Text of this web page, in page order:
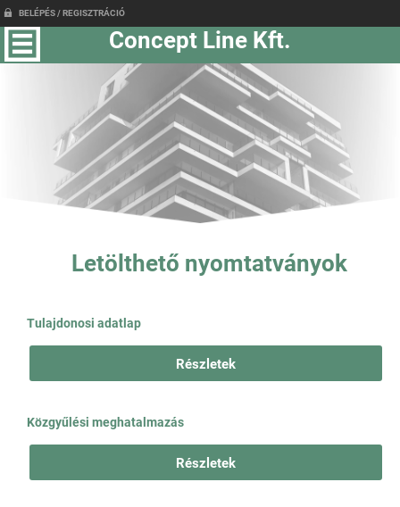
BELÉPÉS / REGISZTRÁCIÓ
Concept Line Kft.
Letölthető nyomtatványok
Tulajdonosi adatlap
Részletek
Közgyűlési meghatalmazás
Részletek